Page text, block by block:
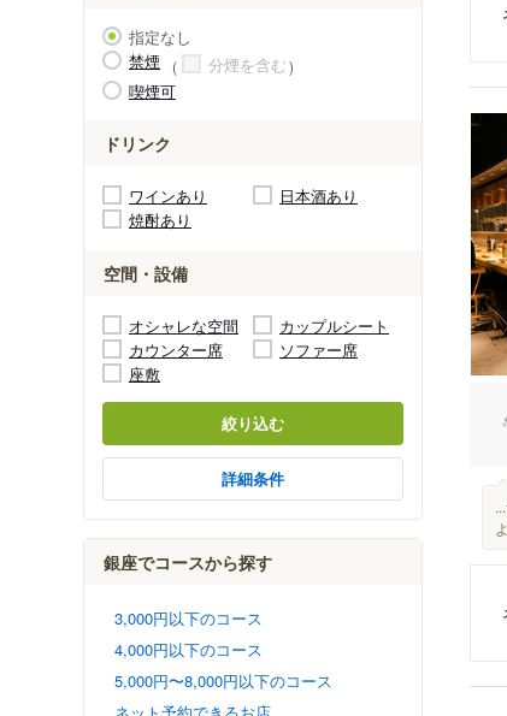
指定なし
禁煙
分煙を含む
喫煙可
ドリンク
ワインあり
日本酒あり
焼酎あり
空間・設備
オシャレな空間
カップルシート
カウンター席
ソファー席
座敷
絞り込む
詳細条件
銀座でコースから探す
3,000円以下のコース
4,000円以下のコース
5,000円〜8,000円以下のコース